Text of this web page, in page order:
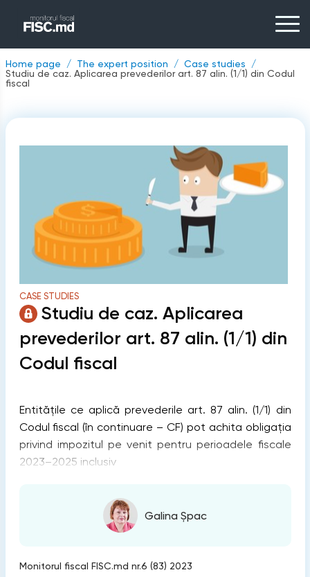
Home page The expert position
Case studies
Studiu de caz. Aplicarea prevederilor art. 87 alin. (1/1) din Codul
fiscal
CASE STUDIES
Studiu de caz. Aplicarea
prevederilor art. 87 alin. (1/1) din
Codul fiscal
Entitățile ce aplică prevederile art. 87 alin. (1/1) din
Codul fiscal (în continuare – CF) pot achita obligația
privind impozitul pe venit pentru perioadele fiscale
2023–2025 inclusiv
Galina Șpac
Monitorul fiscal FISC.md nr.6 (83) 2023